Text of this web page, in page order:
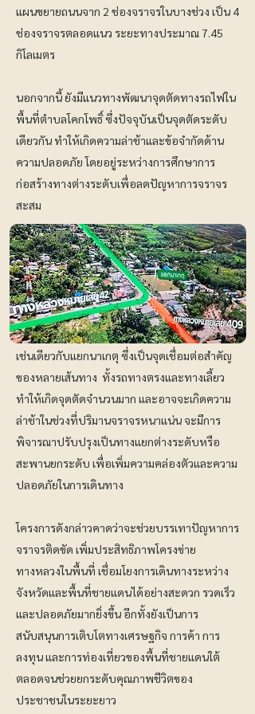
แผนขยายถนนจาก 2 ช่องจราจรในบางช่วง เป็น 4
ช่องจราจรตลอดแนว ระยะทางประมาณ 7.45
กิโลเมตร
นอกจากนี้ ยังมีแนวทางพัฒนาจุดตัดทางรถไฟใน
พื้นที่ตำบลโคกโพธิ์ ซึ่งปัจจุบันเป็นจุดตัดระดับ
เดียวกัน ทำให้เกิดความล่าช้าและข้อจำกัดด้าน
ความปลอดภัย โดยอยู่ระหว่างการศึกษาการ
ก่อสร้างทางต่างระดับเพื่อลดปัญหาการจราจร
สะสม
เช่นเดียวกับ​แยกนาเกตุ ซึ่งเป็นจุดเชื่อมต่อสำคัญ
ของหลายเส้นทาง ​ ทั้งรถทางตรงและทางเลี้ยว​
ทำให้เกิดจุดตัดจำนวนมาก​ และอาจจะเกิดความ
ล่าช้า​ในช่วงที่ปริมานจราจรหนาแน่น​ จะมีการ
พิจารณาปรับปรุงเป็นทางแยกต่างระดับหรือ
สะพานยกระดับ เพื่อเพิ่มความคล่องตัวและความ
ปลอดภัยในการเดินทาง
โครงการดังกล่าวคาดว่าจะช่วยบรรเทาปัญหาการ
จราจรติดขัด เพิ่มประสิทธิภาพโครงข่าย
ทางหลวงในพื้นที่ เชื่อมโยงการเดินทางระหว่าง
จังหวัดและพื้นที่ชายแดนได้อย่างสะดวก รวดเร็ว
และปลอดภัยมากยิ่งขึ้น อีกทั้งยังเป็นการ
สนับสนุนการเติบโตทางเศรษฐกิจ การค้า การ
ลงทุน และการท่องเที่ยวของพื้นที่ชายแดนใต้
ตลอดจนช่วยยกระดับคุณภาพชีวิตของ
ประชาชนในระยะยาว